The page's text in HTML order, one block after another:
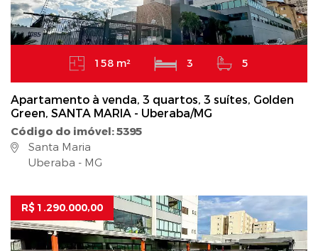
158 m² 3 5
Apartamento à venda, 3 quartos, 3 suítes, Golden
Green, SANTA MARIA - Uberaba/MG
Código do imóvel: 5395
Santa Maria
Uberaba - MG
R$ 1.290.000,00